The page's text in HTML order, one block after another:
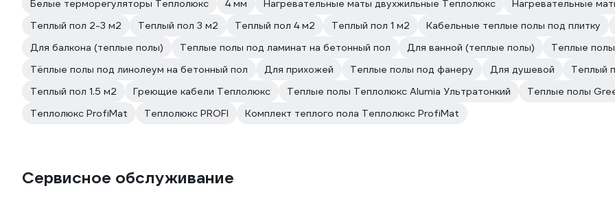
Белые терморегуляторы Теплолюкс
4 мм Нагревательные маты двухжильные Теплолюкс Нагревательные
Теплый пол 2-3 м2
Теплый пол 3 м2 Теплый пол 4 м2 Теплый пол 1 м2 Кабельные теплые полы под плитку
Для балкона (теплые полы)
Теплые полы под ламинат на бетонный пол Для ванной (теплые полы)
Теплые
Тёплые полы под линолеум на бетонный пол
Для прихожей Теплые полы под фанеру Для душевой Теплый
Теплый пол 1.5 м2
Греющие кабели Теплолюкс Теплые полы Теплолюкс Alumia Ультратонкий Теплые полы
Теплолюкс ProfiMat
Теплолюкс PROFI Комплект теплого пола Теплолюкс ProfiMat
Сервисное обслуживание